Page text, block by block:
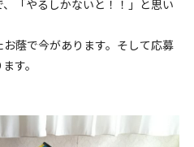
「やるしかないと！！」と思い
蔭で今があります。そして応募
す。